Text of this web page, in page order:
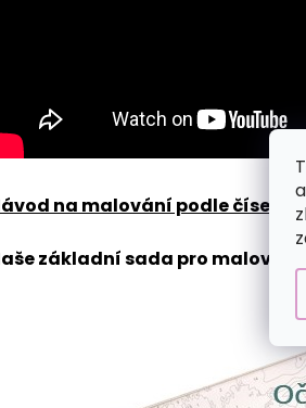
na malování podle čísel
základní sada pro malování